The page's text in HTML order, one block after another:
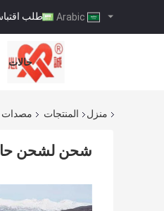
طلب
حالات
منزل المنتجات مصدات
شحن لشحن